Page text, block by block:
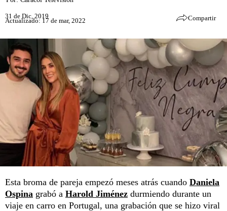
31 de Dic, 2019
Actualizado: 17 de mar, 2022 Compartir
Esta broma de pareja empezó meses atrás cuando Daniela
Ospina grabó a Harold Jiménez durmiendo durante un
viaje en carro en Portugal, una grabación que se hizo viral